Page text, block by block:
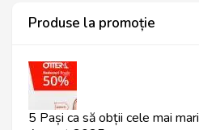
Produse la promoție
5 Pași ca să obții cele mai